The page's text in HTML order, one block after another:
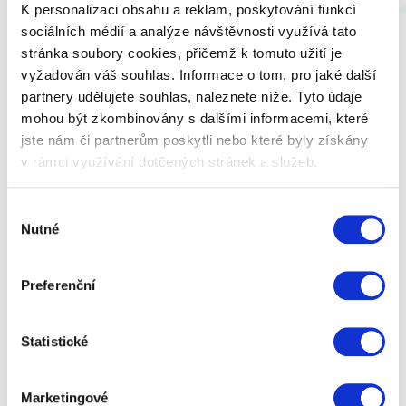
K personalizaci obsahu a reklam, poskytování funkcí
sociálních médií a analýze návštěvnosti využívá tato
stránka soubory cookies, přičemž k tomuto užití je
vyžadován váš souhlas. Informace o tom, pro jaké další
partnery udělujete souhlas, naleznete níže. Tyto údaje
mohou být zkombinovány s dalšími informacemi, které
jste nám či partnerům poskytli nebo které byly získány
v rámci využívání dotčených stránek a služeb.
souhlasu
Nutné
Preferenční
Statistické
Marketingové
najde využití nejen v kanceláři, ale i kdekoliv na
cestách.